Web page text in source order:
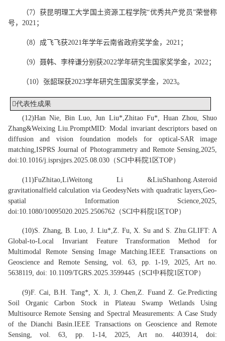
（7）获昆明理工大学国土资源工程学院“优秀共产党员”荣誉称
号，2021 ；
（8）成飞飞获2021 年学年云南省政府奖学金，2021 ；
（9）聂韩、李梓谦分别获2022学年研究生国家奖学金，2022 ；
（10）张韶琛获2023学年研究生国家奖学金，2023。
代表性成果
(1 2)Han Nie, Bin Luo, Jun Liu*, Zhitao Fu*, Huan Zhou, Shuo
Zhang&Weixing Liu .PromptMID: Modal invariant descriptors based on
diffusion and vision foundation models for optical-SAR image
matching, ISPRS Journal of Photogrammetry and Remote Sensing 2025,
doi:10.1016/j.isprsjprs.2025.08.030（ SCI中科院1区TOP）
(1 1)FuZhitao, LiWeitong Li &LiuShanhong Asteroid
gravitationalfield calculation via GeodesyNets with quadratic layers,Geo-
spatial Information Science 2025,
doi:10.1080/10095020.2025.2506762 （ SCI中科院1区TOP）
(10)S. Zhang, B. Luo, J. Liu*,Z. Fu, X. Su and S. Zhu.GLIFT: A
Global-to-Local Invariant Feature Transformation Method for
Multimodal Remote Sensing Image Matching.IEEE Transactions on
Geoscience and Remote Sensing, vol. 63, pp. 1-19, 2025, Art no.
5638119, doi: 10.1109/TGRS.2025.3599445（ SCI中科院1区TOP）
(9)F. Cai, B.H. Tang*, X. Ji, J. Chen,Z. Fuand Z. Ge.Predicting
Soil Organic Carbon Stock in Plateau Swamp Wetlands Using
Multisource Remote Sensing and Spectral Measurements: A Case Study
of the Dianchi Basin.IEEE Transactions on Geoscience and Remote
Sensing, vol. 63, pp. 1-14, 2025, Art no. 4403914, doi: